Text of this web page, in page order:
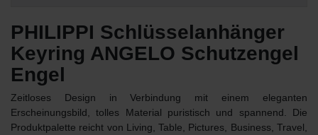
PHILIPPI Schlüsselanhänger
Keyring ANGELO Schutzengel
Engel
Zeitloses Design in Verbindung mit einem eleganten
Erscheinungsbild, tolles Material puristisch und spannend. Die
Produktpalette reicht von Living, Table, Pictures, Business, Travel,